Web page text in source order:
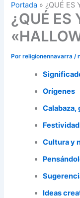
Portada » ¿QUÉ ES
¿QUÉ ES
Porreligionennavarra/
Orígenes
Cultura y
Ideas